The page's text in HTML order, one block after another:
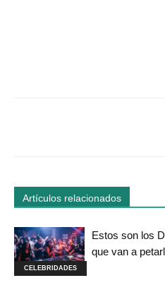
Artículos relacionados
CELEBRIDADES
Estos son los
que van a